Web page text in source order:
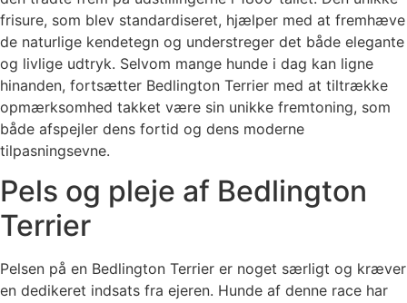
frisure, som blev standardiseret, hjælper med at fremhæve
de naturlige kendetegn og understreger det både elegante
og livlige udtryk. Selvom mange hunde i dag kan ligne
hinanden, fortsætter Bedlington Terrier med at tiltrække
opmærksomhed takket være sin unikke fremtoning, som
både afspejler dens fortid og dens moderne
tilpasningsevne.
Pels og pleje af Bedlington
Terrier
Pelsen på en Bedlington Terrier er noget særligt og kræver
en dedikeret indsats fra ejeren. Hunde af denne race har